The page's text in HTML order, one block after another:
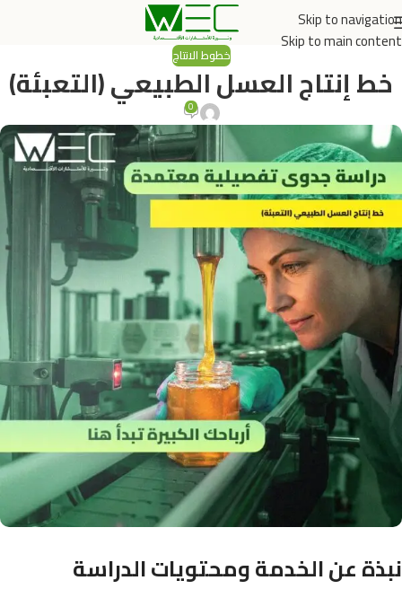
Skip to navigation
Skip to main content
خطوط الانتاج
خط إنتاج العسل الطبيعي (التعبئة)
0
نبذة عن الخدمة ومحتويات الدراسة